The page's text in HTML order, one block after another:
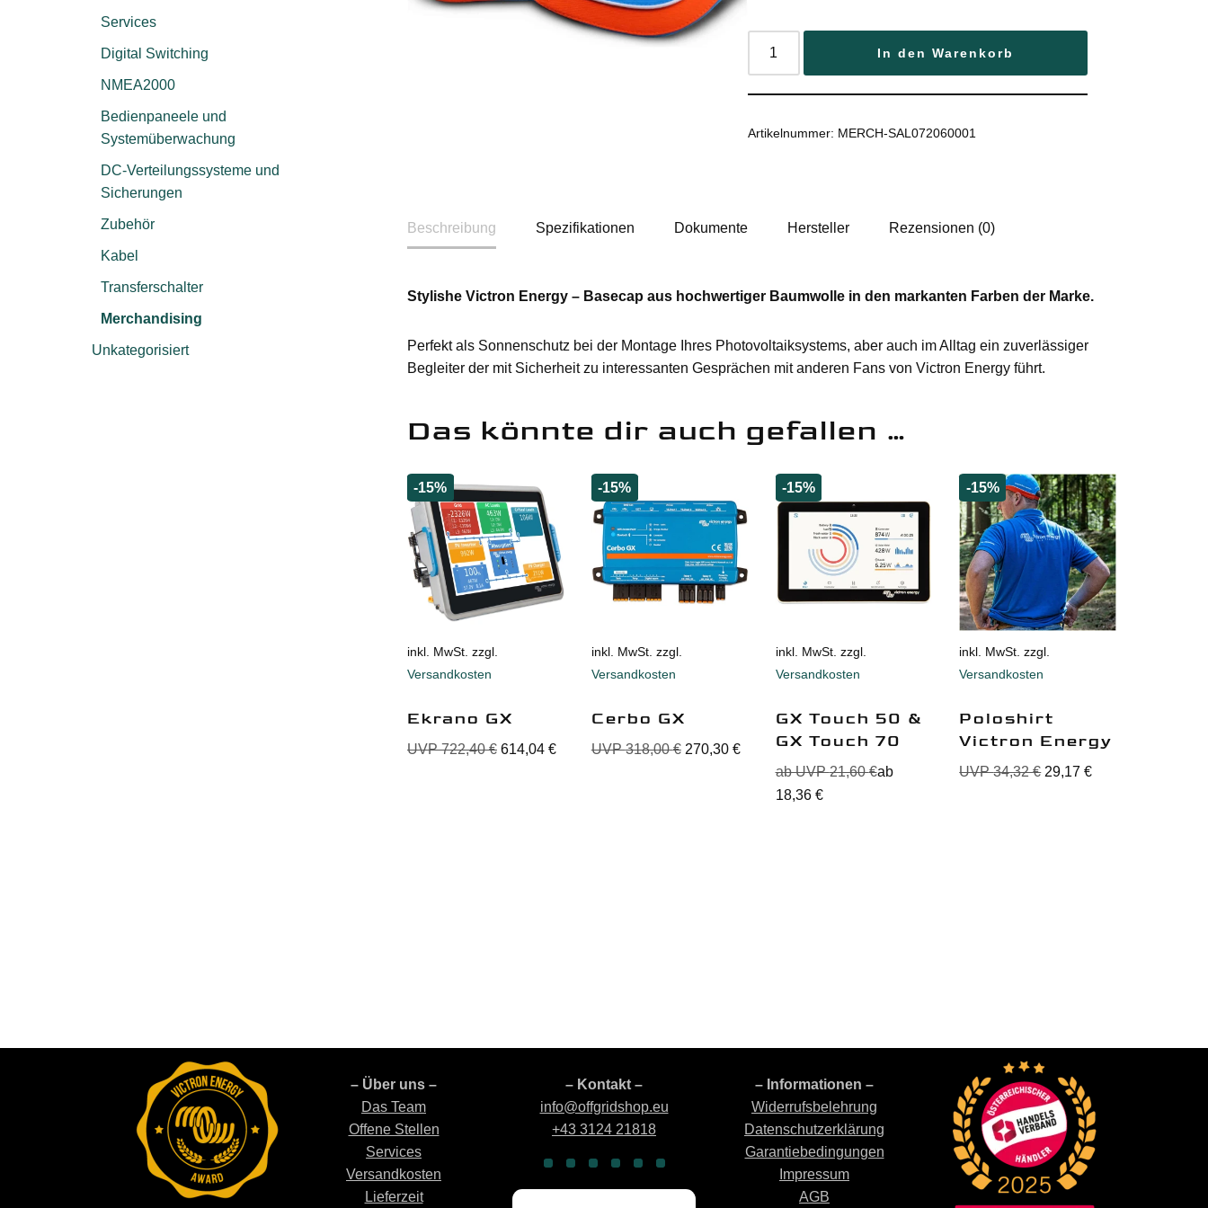
Services
Digital Switching
NMEA2000
Bedienpaneele und
Systemüberwachung
DC-Verteilungssysteme und
Sicherungen
Zubehör
Kabel
Transferschalter
Merchandising
Unkategorisiert
In den Warenkorb
Artikelnummer: MERCH-SAL072060001
Beschreibung Spezifikationen Dokumente Hersteller Rezensionen (0)
Stylishe Victron Energy – Basecap aus hochwertiger Baumwolle in den markanten Farben der Marke.
Perfekt als Sonnenschutz bei der Montage Ihres Photovoltaiksystems, aber auch im Alltag ein zuverlässiger
Begleiter der mit Sicherheit zu interessanten Gesprächen mit anderen Fans von Victron Energy führt.
Das könnte dir auch gefallen …
-15%
inkl. MwSt. zzgl.
Versandkosten
Ekrano GX
UVP722,40€ 614,04 €
-15%
inkl. MwSt. zzgl.
Versandkosten
Cerbo GX
UVP318,00€ 270,30 €
-15%
inkl. MwSt. zzgl.
Versandkosten
GX Touch 50 &
GX Touch 70
ab UVP21,60€ab
18,36 €
-15%
inkl. MwSt. zzgl.
Versandkosten
Poloshirt
Victron Energy
UVP34,32€ 29,17€
– Über uns –
Das Team
Offene Stellen
Services
Versandkosten
Lieferzeit
– Kontakt –
info@offgridshop.eu
+43 3124 21818
– Informationen –
Widerrufsbelehrung
Datenschutzerklärung
Garantiebedingungen
Impressum
AGB